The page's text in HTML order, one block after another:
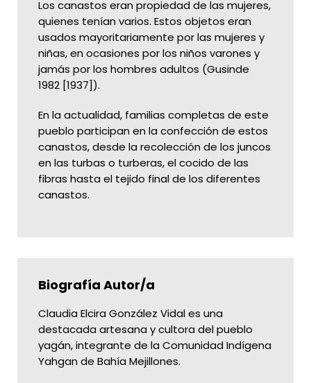
Los canastos eran propiedad de las mujeres,
quienes tenían varios. Estos objetos eran
usados mayoritariamente por las mujeres y
niñas, en ocasiones por los niños varones y
jamás por los hombres adultos (Gusinde
1982 [1937]).
En la actualidad, familias completas de este
pueblo participan en la confección de estos
canastos, desde la recolección de los juncos
en las turbas o turberas, el cocido de las
fibras hasta el tejido final de los diferentes
canastos.
Biografía Autor/a
Claudia Elcira González Vidal es una
destacada artesana y cultora del pueblo
yagán, integrante de la Comunidad Indígena
Yahgan de Bahía Mejillones.